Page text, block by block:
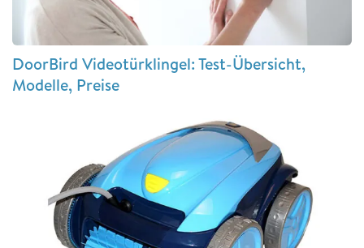
DoorBird Videotürklingel: Test-Übersicht,
Modelle, Preise